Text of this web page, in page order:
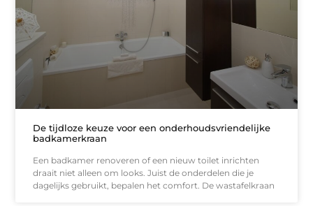
De tijdloze keuze voor een onderhoudsvriendelijke
badkamerkraan
Een badkamer renoveren of een nieuw toilet inrichten
draait niet alleen om looks. Juist de onderdelen die je
dagelijks gebruikt, bepalen het comfort. De wastafelkraan